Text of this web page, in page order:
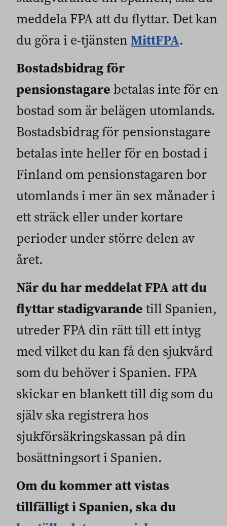
meddela FPA att du flyttar. Det kan
du göra i e-tjänsten MittFPA.
Bostadsbidrag för
pensionstagare betalas inte för en
bostad som är belägen utomlands.
Bostadsbidrag för pensionstagare
betalas inte heller för en bostad i
Finland om pensionstagaren bor
utomlands i mer än sex månader i
ett sträck eller under kortare
perioder under större delen av
året.
När du har meddelat FPA att du
flyttar stadigvarande till Spanien,
utreder FPA din rätt till ett intyg
med vilket du kan få den sjukvård
som du behöver i Spanien. FPA
skickar en blankett till dig som du
själv ska registrera hos
sjukförsäkringskassan på din
bosättningsort i Spanien.
Om du kommer att vistas
tillfälligt i Spanien, ska du